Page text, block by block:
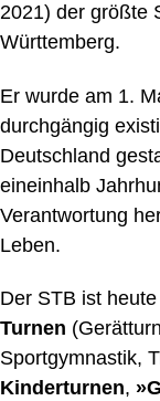
2021) der größte
Württemberg.
Er wurde am 1.
durchgängig
Deutschland
eineinhalb
Verantwortung
Leben.
Der STB ist
Turnen
Sportgymnastik,
Kinderturnen,